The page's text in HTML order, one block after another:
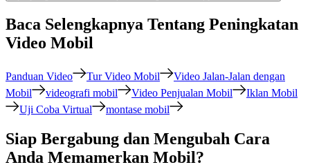
Baca Selengkapnya Tentang Peningkatan
Video Mobil
Panduan Video Tur Video Mobil
Video Jalan-Jalan dengan
Mobil
videografi mobil Video Penjualan Mobil
Iklan Mobil
Uji Coba Virtual
montase mobil
Siap Bergabung dan Mengubah Cara
Anda Memamerkan Mobil?